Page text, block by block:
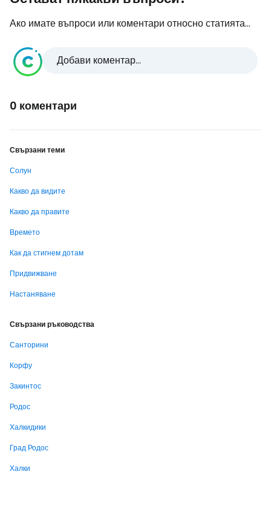
Ако имате въпроси или коментари относно статията...
Добави коментар...
0 коментари
Свързани теми
Солун
Какво да видите
Какво да правите
Времето
Как да стигнем дотам
Придвижване
Настаняване
Свързани ръководства
Санторини
Корфу
Закинтос
Родос
Халкидики
Град Родос
Халки